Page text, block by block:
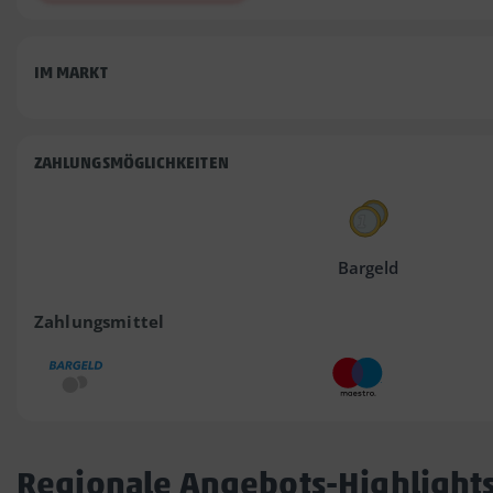
IM MARKT
ZAHLUNGSMÖGLICHKEITEN
Bargeld
Zahlungsmittel
Regionale Angebots-